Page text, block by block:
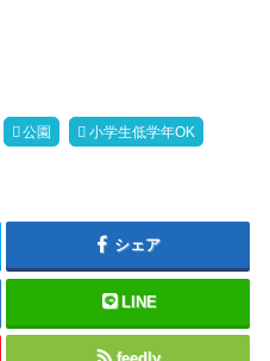
公園 小学生低学年OK
シェア
LINE